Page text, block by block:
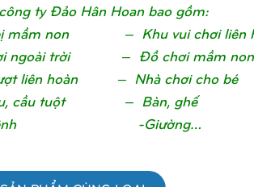
ty Đảo Hân Hoan bao gồm:
non – Khu vui chơi liên
trời – Đồ chơi mầm non
liên hoàn – Nhà chơi cho bé
cầu tuột – Bàn, ghế
-Giường…